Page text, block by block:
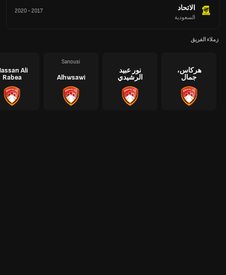
الاتحاد
السعودية
2017
-
2020
زملاء الفريق
هركاس،
جمال
نور عبيد
الرشيدي
Sanousi
Alhwsawi
Ali
Rabea